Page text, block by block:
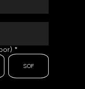
SOF
*